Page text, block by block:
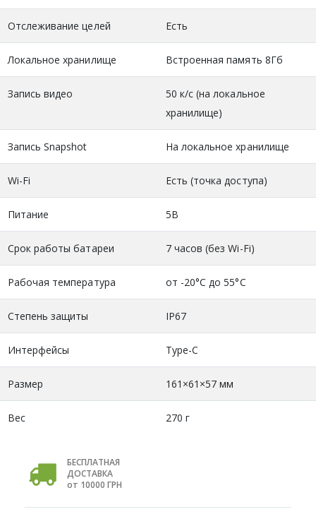
Отслеживание целей Есть
Локальное хранилище Встроенная память 8Гб
Запись видео
50 к/с (на локальное
хранилище)
Запись Snapshot На локальное хранилище
Wi-Fi Есть (точка доступа)
Питание 5В
Срок работы батареи 7 часов (без Wi-Fi)
Рабочая температура от -20°C до 55°C
Степень защиты IP67
Интерфейсы Type-C
Размер 161×61×57 мм
Вес 270 г
БЕСПЛАТНАЯ
ДОСТАВКА
от 10000 ГРН